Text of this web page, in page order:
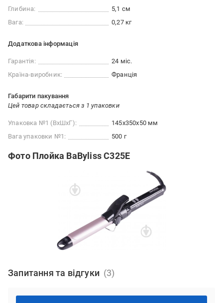
Глибина:
5,1 см
Вага:
0,27 кг
Додаткова інформація
Гарантія:
24 міс.
Країна-виробник:
Франція
Габарити пакування
Цей товар складається з 1 упаковки
Упаковка №1 (ВхШхГ):
145x350x50 мм
Вага упаковки №1:
500 г
Фото Плойка BaByliss C325E
Запитання та відгуки